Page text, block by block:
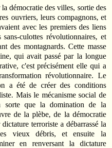
démocratie des villes, sortie des
ouvriers, leurs compagnons, et
avec les premiers des liens
révolutionnaires, et
des montagnards. Cette masse
qui avait passé par la longue
c'est précisément elle qui a
révolutionnaire. Le
a été de créer des conditions
Mais le mécanisme social de
sorte que la domination de la
de la plèbe, de la démocratie
terroriste a débarrassé la
vieux débris, et ensuite la
en renversant la dictature